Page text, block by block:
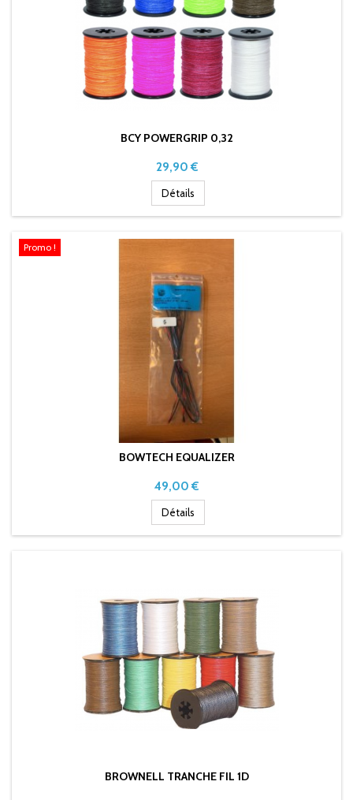
BCY POWERGRIP 0,32
Prix
29,90 €
Détails
Promo !
BOWTECH EQUALIZER
Prix
49,00 €
Détails
BROWNELL TRANCHE FIL 1D